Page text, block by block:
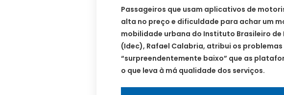
Passageiros que usam aplicativos de
alta no preço e dificuldade para achar um
mobilidade urbana do Instituto Brasileiro de
(Idec), Rafael Calabria, atribui os problemas
“surpreendentemente baixo” que as
o que leva à má qualidade dos serviços.